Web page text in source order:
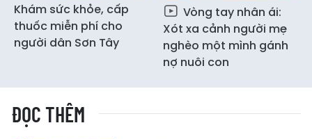
Khám sức khỏe, cấp
thuốc miễn phí cho
người dân Sơn Tây
Vòng tay nhân ái:
Xót xa cảnh người mẹ
nghèo một mình gánh
nợ nuôi con
ĐỌC THÊM